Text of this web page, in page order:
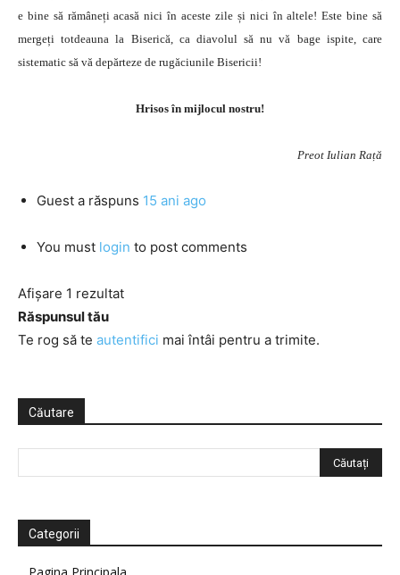
e bine să rămâneți acasă nici în aceste zile și nici în altele! Este bine să
mergeți totdeauna la Biserică, ca diavolul să nu vă bage ispite, care
sistematic să vă depărteze de rugăciunile Bisericii!
Hrisos în mijlocul nostru!
Preot Iulian Rață
Guest a răspuns 15 ani ago
You must login to post comments
Afișare 1 rezultat
Răspunsul tău
Te rog să te autentifici mai întâi pentru a trimite.
Căutare
Categorii